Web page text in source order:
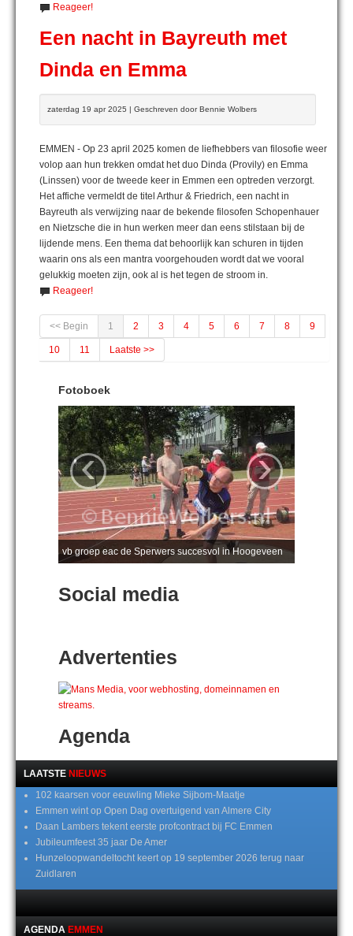
Reageer!
Een nacht in Bayreuth met
Dinda en Emma
zaterdag 19 apr 2025 | Geschreven door Bennie Wolbers
EMMEN - Op 23 april 2025 komen de liefhebbers van filosofie weer
volop aan hun trekken omdat het duo Dinda (Provily) en Emma
(Linssen) voor de tweede keer in Emmen een optreden verzorgt.
Het affiche vermeldt de titel Arthur & Friedrich, een nacht in
Bayreuth als verwijzing naar de bekende filosofen Schopenhauer
en Nietzsche die in hun werken meer dan eens stilstaan bij de
lijdende mens. Een thema dat behoorlijk kan schuren in tijden
waarin ons als een mantra voorgehouden wordt dat we vooral
gelukkig moeten zijn, ook al is het tegen de stroom in.
Reageer!
<< Begin 1 2 3 4 5 6 7 8 9
10 11 Laatste >>
Fotoboek
vb groep eac de Sperwers succesvol in Hoogeveen
‹ ›
Social media
Advertenties
Agenda
LAATSTE NIEUWS
102 kaarsen voor eeuwling Mieke Sijbom-Maatje
Emmen wint op Open Dag overtuigend van Almere City
Daan Lambers tekent eerste profcontract bij FC Emmen
Jubileumfeest 35 jaar De Amer
Hunzeloopwandeltocht keert op 19 september 2026 terug naar
Zuidlaren
AGENDA EMMEN